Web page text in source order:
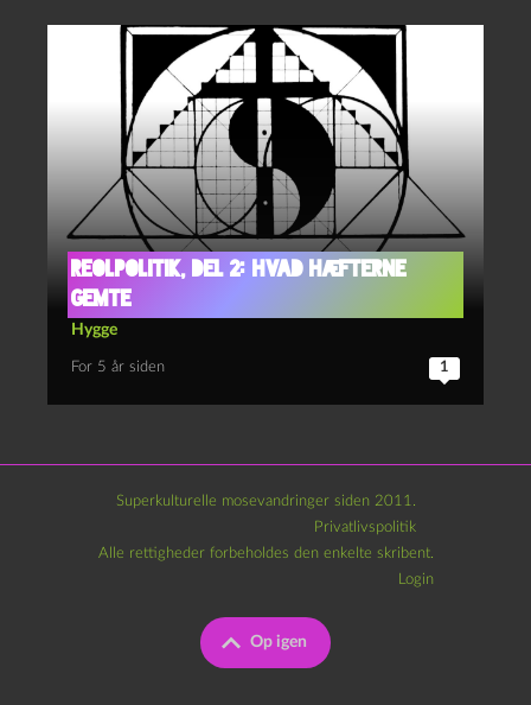
Reolpolitik, del 2: Hvad hæfterne
gemte
Hygge
For 5 år siden 1
Superkulturelle mosevandringer siden 2011.
Privatlivspolitik
Op igen
Alle rettigheder forbeholdes den enkelte skribent.
Login